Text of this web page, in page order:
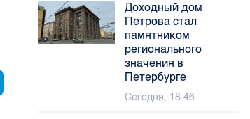
Доходный дом
Петрова стал
памятником
регионального
значения в
Петербурге
Сегодня, 18:46